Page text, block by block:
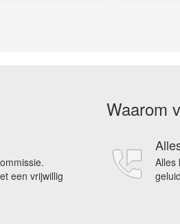
Waarom
een vrijwillig
Alles